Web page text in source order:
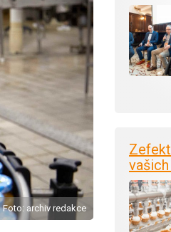
Foto: archiv redakce